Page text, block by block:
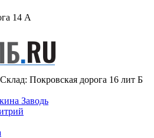
14 А
Покровская дорога 16 лит Б
Заводь